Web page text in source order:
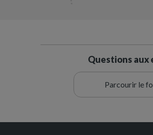
Questions aux
Parcourir le